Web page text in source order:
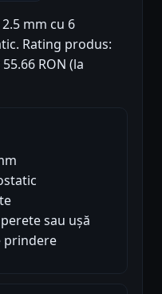
mm cu 6
Rating produs:
RON (la
sau ușă
prindere